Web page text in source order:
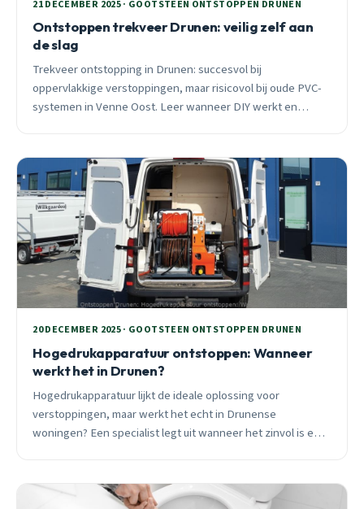
21 DECEMBER 2025 · GOOTSTEEN ONTSTOPPEN DRUNEN
Ontstoppen trekveer Drunen: veilig zelf aan
de slag
Trekveer ontstopping in Drunen: succesvol bij
oppervlakkige verstoppingen, maar risicovol bij oude PVC-
systemen in Venne Oost. Leer wanneer DIY werkt en
20 DECEMBER 2025 · GOOTSTEEN ONTSTOPPEN DRUNEN
Hogedrukapparatuur ontstoppen: Wanneer
werkt het in Drunen?
Hogedrukapparatuur lijkt de ideale oplossing voor
verstoppingen, maar werkt het echt in Drunense
woningen? Een specialist legt uit wanneer het zinvol is en